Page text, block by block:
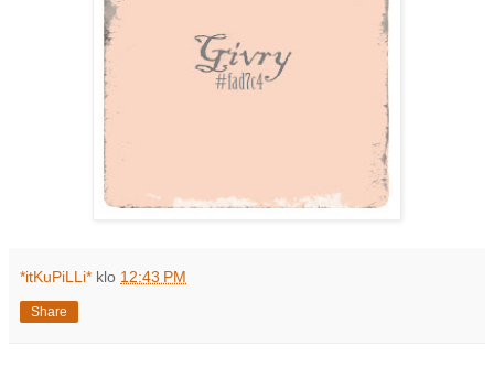
*itKuPiLLi* klo 12:43 PM
Share